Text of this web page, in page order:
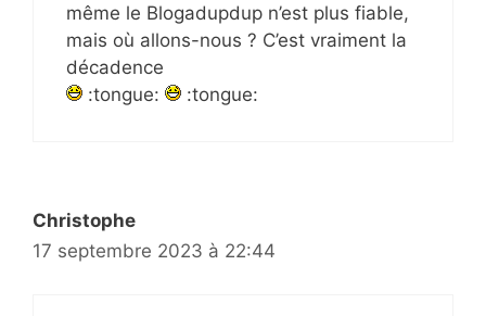
même le Blogadupdup n’est plus fiable,
mais où allons-nous ? C’est vraiment la
décadence
:tongue:
:tongue:
Christophe
17 septembre 2023 à 22:44